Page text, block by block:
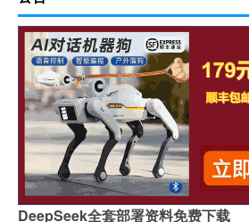
DeepSeek全套部署资料免费下载